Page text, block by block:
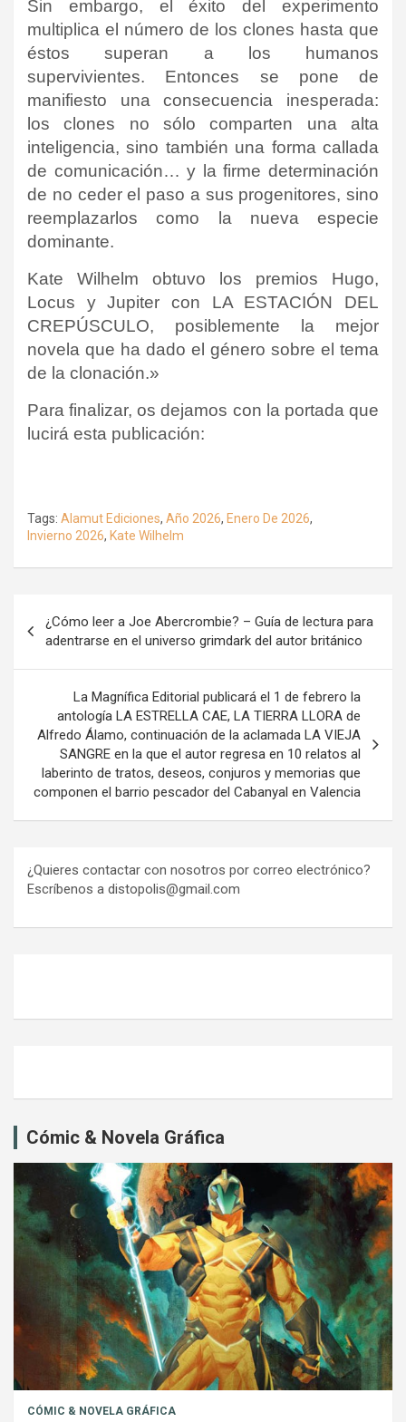
Sin embargo, el éxito del experimento
multiplica el número de los clones hasta que
éstos superan a los humanos
supervivientes. Entonces se pone de
manifiesto una consecuencia inesperada:
los clones no sólo comparten una alta
inteligencia, sino también una forma callada
de comunicación… y la firme determinación
de no ceder el paso a sus progenitores, sino
reemplazarlos como la nueva especie
dominante.
Kate Wilhelm obtuvo los premios Hugo,
Locus y Jupiter con LA ESTACIÓN DEL
CREPÚSCULO, posiblemente la mejor
novela que ha dado el género sobre el tema
de la clonación.»
Para finalizar, os dejamos con la portada que
lucirá esta publicación:
Tags: Alamut Ediciones, Año 2026, Enero De 2026,
Invierno 2026, Kate Wilhelm
de
entradas
¿Cómo leer a Joe Abercrombie? – Guía de lectura para
adentrarse en el universo grimdark del autor británico
La Magnífica Editorial publicará el 1 de febrero la
antología LA ESTRELLA CAE, LA TIERRA LLORA de
Alfredo Álamo, continuación de la aclamada LA VIEJA
SANGRE en la que el autor regresa en 10 relatos al
laberinto de tratos, deseos, conjuros y memorias que
componen el barrio pescador del Cabanyal en Valencia
¿Quieres contactar con nosotros por correo electrónico?
Escríbenos a distopolis@gmail.com
Cómic & Novela Gráfica
CÓMIC & NOVELA GRÁFICA